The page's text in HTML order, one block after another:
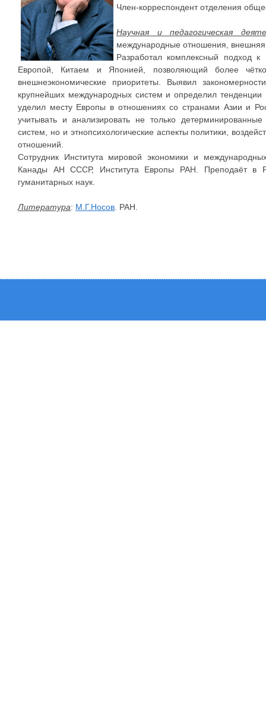
Член-корреспондент отделения
Научная и педагогическая
международные отношения, внешняя
Разработал комплексный подход
Европой, Китаем и Японией, позволяющий более
внешнеэкономические приоритеты. Выявил
крупнейших международных систем и определил
уделил месту Европы в отношениях со странами Азии и
учитывать и анализировать не только
систем, но и этнопсихологические аспекты политики,
отношений.
Сотрудник Института мировой экономики и
Канады АН СССР, Института Европы РАН. Преподаёт в
гуманитарных наук.
Литература: М.Г.Носов . РАН.